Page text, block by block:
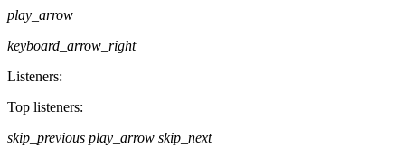
play_arrow
keyboard_arrow_right
Listeners:
Top listeners:
skip_previous play_arrow skip_next